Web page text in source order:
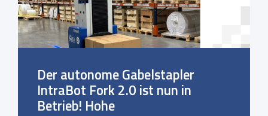
Der autonome Gabelstapler
IntraBot Fork 2.0 ist nun in
Betrieb! Hohe